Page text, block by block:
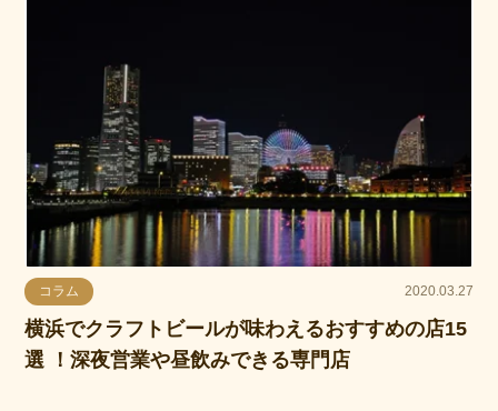
コラム 2020.03.27
横浜でクラフトビールが味わえるおすすめの店15
選 ！深夜営業や昼飲みできる専門店